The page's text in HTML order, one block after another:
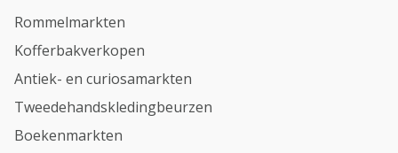
Rommelmarkten
Kofferbakverkopen
Antiek- en curiosamarkten
Tweedehandskledingbeurzen
Boekenmarkten